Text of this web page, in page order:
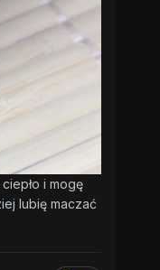
i mogę
lubię maczać